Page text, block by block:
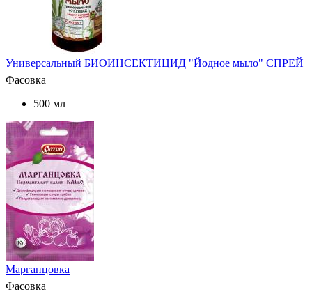
Универсальный БИОИНСЕКТИЦИД "Йодное мыло" СПРЕЙ
Фасовка
500 мл
Марганцовка
Фасовка